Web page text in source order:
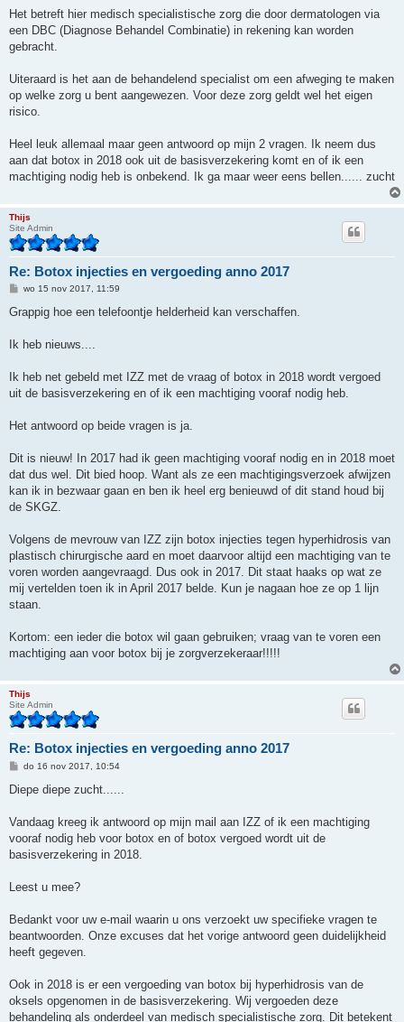
Het betreft hier medisch specialistische zorg die door dermatologen via
een DBC (Diagnose Behandel Combinatie) in rekening kan worden
gebracht.
Uiteraard is het aan de behandelend specialist om een afweging te maken
op welke zorg u bent aangewezen. Voor deze zorg geldt wel het eigen
risico.
Heel leuk allemaal maar geen antwoord op mijn 2 vragen. Ik neem dus
aan dat botox in 2018 ook uit de basisverzekering komt en of ik een
machtiging nodig heb is onbekend. Ik ga maar weer eens bellen...... zucht
Thijs
Site Admin
Re: Botox injecties en vergoeding anno 2017
B
r
h
wo 15 nov 2017, 11:59
Grappig hoe een telefoontje helderheid kan verschaffen.
Ik heb nieuws....
Ik heb net gebeld met IZZ met de vraag of botox in 2018 wordt vergoed
uit de basisverzekering en of ik een machtiging vooraf nodig heb.
Het antwoord op beide vragen is ja.
Dit is nieuw! In 2017 had ik geen machtiging vooraf nodig en in 2018 moet
dat dus wel. Dit bied hoop. Want als ze een machtigingsverzoek afwijzen
kan ik in bezwaar gaan en ben ik heel erg benieuwd of dit stand houd bij
de SKGZ.
Volgens de mevrouw van IZZ zijn botox injecties tegen hyperhidrosis van
plastisch chirurgische aard en moet daarvoor altijd een machtiging van te
voren worden aangevraagd. Dus ook in 2017. Dit staat haaks op wat ze
mij vertelden toen ik in April 2017 belde. Kun je nagaan hoe ze op 1 lijn
staan.
Kortom: een ieder die botox wil gaan gebruiken; vraag van te voren een
machtiging aan voor botox bij je zorgverzekeraar!!!!!
Thijs
Site Admin
Re: Botox injecties en vergoeding anno 2017
B
r
h
do 16 nov 2017, 10:54
Diepe diepe zucht......
Vandaag kreeg ik antwoord op mijn mail aan IZZ of ik een machtiging
vooraf nodig heb voor botox en of botox vergoed wordt uit de
basisverzekering in 2018.
Leest u mee?
Bedankt voor uw e-mail waarin u ons verzoekt uw specifieke vragen te
beantwoorden. Onze excuses dat het vorige antwoord geen duidelijkheid
heeft gegeven.
Ook in 2018 is er een vergoeding van botox bij hyperhidrosis van de
oksels opgenomen in de basisverzekering. Wij vergoeden deze
behandeling als onderdeel van medisch specialistische zorg. Dit betekent